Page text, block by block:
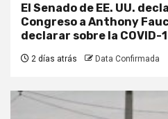
El Senado de EE. UU.
Congreso a Anthony
declarar sobre la COVID-
2 días atrás Data Confirmada